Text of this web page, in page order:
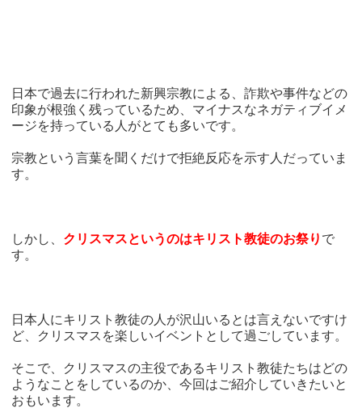
日本で過去に行われた新興宗教による、詐欺や事件などの
印象が根強く残っているため、マイナスなネガティブイメ
ージを持っている人がとても多いです。
宗教という言葉を聞くだけで拒絶反応を示す人だっていま
す。
しかし、 クリスマスというのはキリスト教徒のお祭り で
す。
日本人にキリスト教徒の人が沢山いるとは言えないですけ
ど、クリスマスを楽しいイベントとして過ごしています。
そこで、クリスマスの主役であるキリスト教徒たちはどの
ようなことをしているのか、今回はご紹介していきたいと
おもいます。